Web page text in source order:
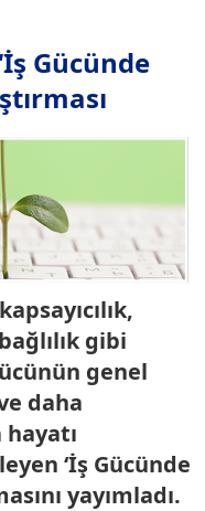
Gücünde
gibi
genel
daha
‘İş Gücünde
yayımladı.